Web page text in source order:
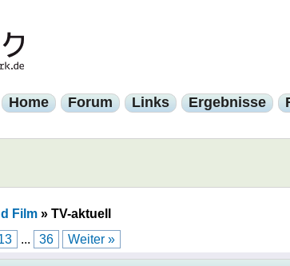
Home Forum Links Ergebnisse
Film» TV-aktuell
... 36 Weiter »